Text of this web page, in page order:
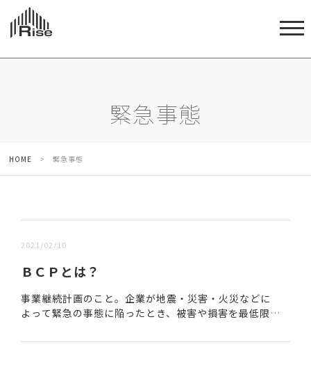
緊急事態
HOME > 緊急事態
2021/02/10
ＢＣＰとは？
事業継続計画のこと。企業が地震・災害・火災などに
よって緊急の事態に陥ったとき、被害や損害を最低限に
旧を行えるよう、平常時にシステムやオフィスのバック